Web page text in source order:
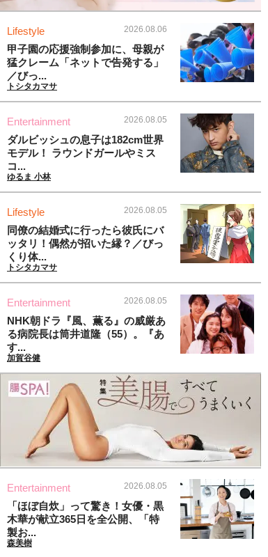
Lifestyle 2026.08.06
甲子園の応援強制参加に、母親が
猛クレーム「ネットで告発する」
／びっ...
トシタカマサ
Entertainment 2026.08.05
ダルビッシュの息子は182cm世界
モデル！ ラウンドガールやミス
コ...
ゆるま 小林
Lifestyle 2026.08.05
同僚の結婚式に行ったら彼氏にバ
ッタリ！偶然が招いた縁？／びっ
くり体...
トシタカマサ
Entertainment 2026.08.05
NHK朝ドラ『風、薫る』の威厳あ
る病院長は筒井道隆（55）。『あ
す...
加賀谷健
Entertainment 2026.08.05
「ほぼ自炊」って驚き！女優・黒
木華が献立365日を全公開、「特
製お...
森美樹